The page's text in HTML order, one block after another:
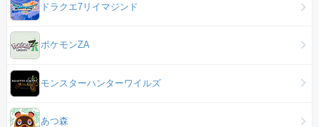
ドラクエ7リイマジンド
ポケモンZA
モンスターハンターワイルズ
あつ森